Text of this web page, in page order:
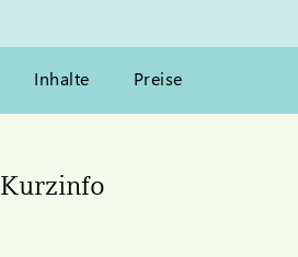
Inhalte Preise
Kurzinfo